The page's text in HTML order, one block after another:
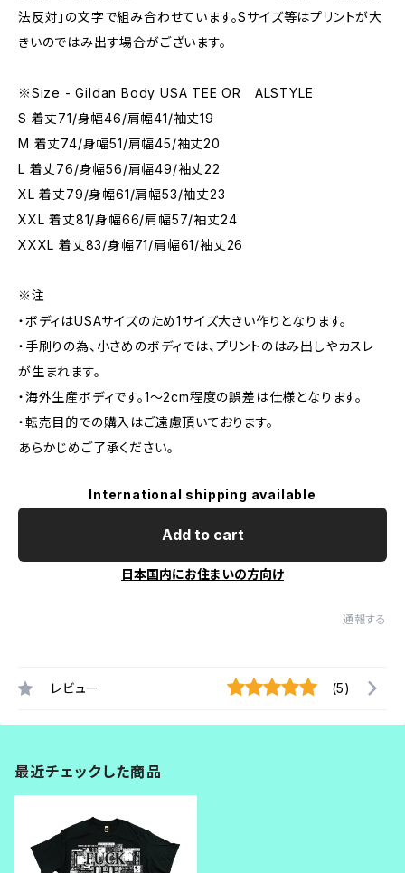
法反対」の文字で組み合わせています。Sサイズ等はプリントが大
きいのではみ出す場合がございます。
※Size - Gildan Body USA TEE OR ALSTYLE
S 着丈71/身幅46/肩幅41/袖丈19
M 着丈74/身幅51/肩幅45/袖丈20
L 着丈76/身幅56/肩幅49/袖丈22
XL 着丈79/身幅61/肩幅53/袖丈23
XXL 着丈81/身幅66/肩幅57/袖丈24
XXXL 着丈83/身幅71/肩幅61/袖丈26
※注
・ボディはUSAサイズのため1サイズ大きい作りとなります。
・手刷りの為、小さめのボディでは、プリントのはみ出しやカスレ
が生まれます。
・海外生産ボディです。1～2cm程度の誤差は仕様となります。
・転売目的での購入はご遠慮頂いております。
あらかじめご了承ください。
International shipping available
Add to cart
日本国内にお住まいの方向け
通報する
レビュー (5)
最近チェックした商品